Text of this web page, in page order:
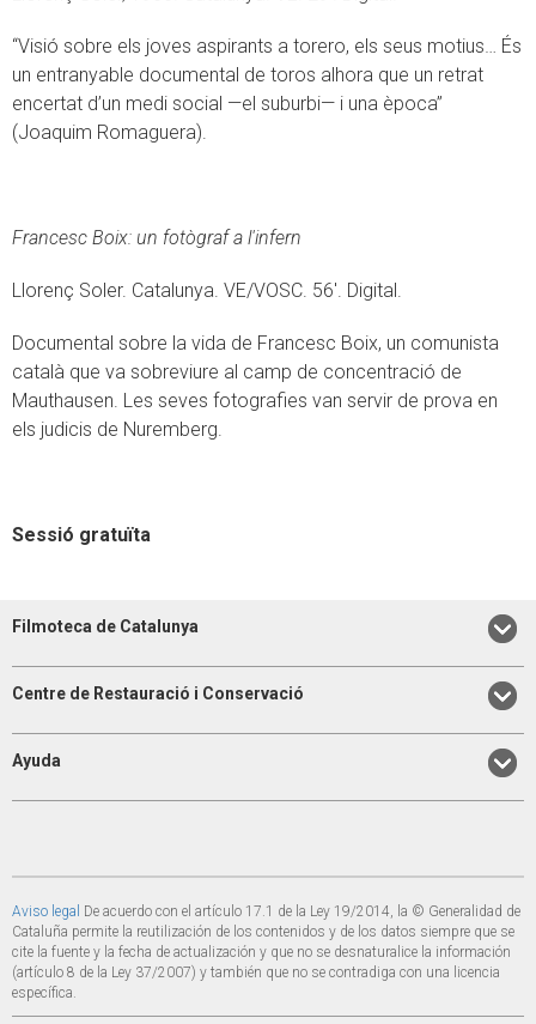
“Visió sobre els joves aspirants a torero, els seus motius… És
un entranyable documental de toros alhora que un retrat
encertat d’un medi social —el suburbi— i una època”
(Joaquim Romaguera).
Francesc Boix: un fotògraf a l'infern
Llorenç Soler. Catalunya. VE/VOSC. 56'. Digital.
Documental sobre la vida de Francesc Boix, un comunista
català que va sobreviure al camp de concentració de
Mauthausen. Les seves fotografies van servir de prova en
els judicis de Nuremberg.
Sessió gratuïta
Filmoteca de Catalunya
Centre de Restauració i Conservació
Ayuda
Aviso legal De acuerdo con el artículo 17.1 de la Ley 19/2014, la © Generalidad de
Cataluña permite la reutilización de los contenidos y de los datos siempre que se
cite la fuente y la fecha de actualización y que no se desnaturalice la información
(artículo 8 de la Ley 37/2007) y también que no se contradiga con una licencia
específica.